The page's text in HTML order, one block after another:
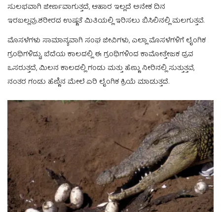
ಸುಲಭವಾಗಿ ಜೀರ್ಣವಾಗುತ್ತದೆ, ಆಹಾರ ಇಲ್ಲದೆ ಅನೇಕ ದಿನ
ಇರಬಲ್ಲವು.ಶರೀರದ ಉಷ್ಣತೆ ಮಿತಿಯಲ್ಲಿ ಇರಿಸಲು ಬಿಸಿಲಿನಲ್ಲಿ ಮಲಗುತ್ತವೆ.
ಮೊಸಳೆಗಳು ಸಾಮಾನ್ಯವಾಗಿ ಸಂಘ ಜೀವಿಗಳು, ಎಲ್ಲಾ ಮೊಸಳೆಗಳಿಗೆ ಲೈಂಗಿಕ
ಗ್ರಂಥಿಗಳಿದ್ದು, ಬೆದೆಯ ಕಾಲದಲ್ಲಿ ಈ ಗ್ರಂಥಿಗಳಿಂದ ಕಾಮೋತ್ತೇಜಕ ದ್ರವ
ಒಸರುತ್ತದೆ, ಮಿಲನ ಕಾಲದಲ್ಲಿ ಗಂಡು ಮತ್ತು ಹೆಣ್ಣು ನೀರಿನಲ್ಲಿ ಸುತ್ತುತ್ತವೆ,
ನಂತರ ಗಂಡು ಹೆಣ್ಣಿನ ಮೇಲೆ ಏರಿ ಲೈಂಗಿಕ ಕ್ರಿಯೆ ಮಾಡುತ್ತದೆ.